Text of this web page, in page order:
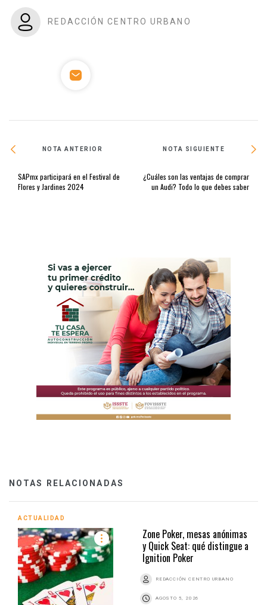
REDACCIÓN CENTRO URBANO
NOTA ANTERIOR
SAPmx participará en el Festival de
Flores y Jardines 2024
NOTA SIGUIENTE
¿Cuáles son las ventajas de comprar
un Audi? Todo lo que debes saber
NOTAS RELACIONADAS
ACTUALIDAD
Zone Poker, mesas anónimas
y Quick Seat: qué distingue a
Ignition Poker
REDACCIÓN CENTRO URBANO
AGOSTO 5, 2026